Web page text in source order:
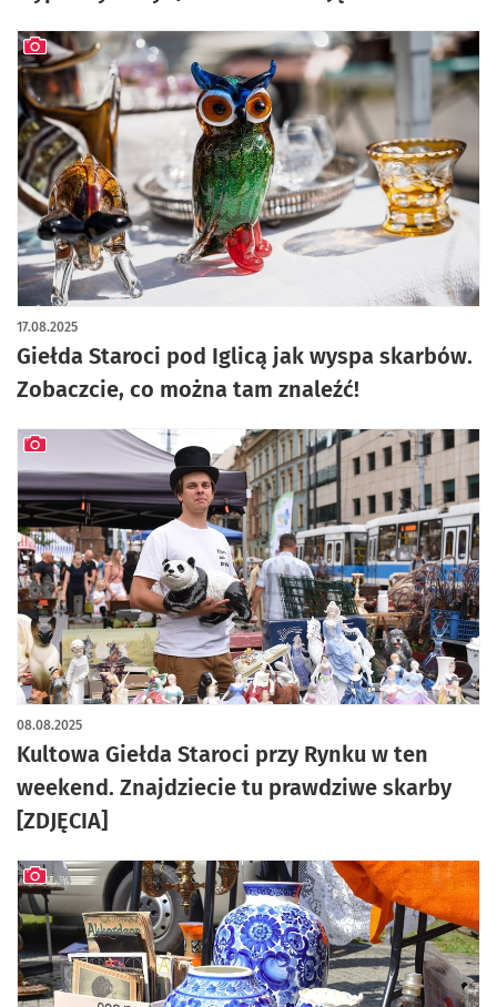
Giełda Staroci pod Iglicą jak wyspa skarbów.
Zobaczcie, co można tam znaleźć!
17.08.2025
artykuł z galerią zdjęć
Kultowa Giełda Staroci przy Rynku w ten
weekend. Znajdziecie tu prawdziwe skarby
[ZDJĘCIA]
08.08.2025
artykuł z galerią zdjęć